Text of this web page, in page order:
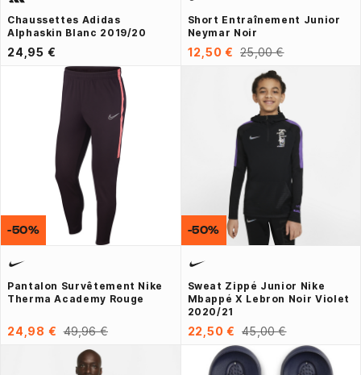
Chaussettes Adidas
Alphaskin Blanc 2019/20
24,95 €
Short Entraînement Junior
Neymar Noir
12,50 € 25,00 €
Pantalon Survêtement Nike
Therma Academy Rouge
24,98 € 49,96 €
-50%
Sweat Zippé Junior Nike
Mbappé X Lebron Noir Violet
2020/21
22,50 € 45,00 €
-50%